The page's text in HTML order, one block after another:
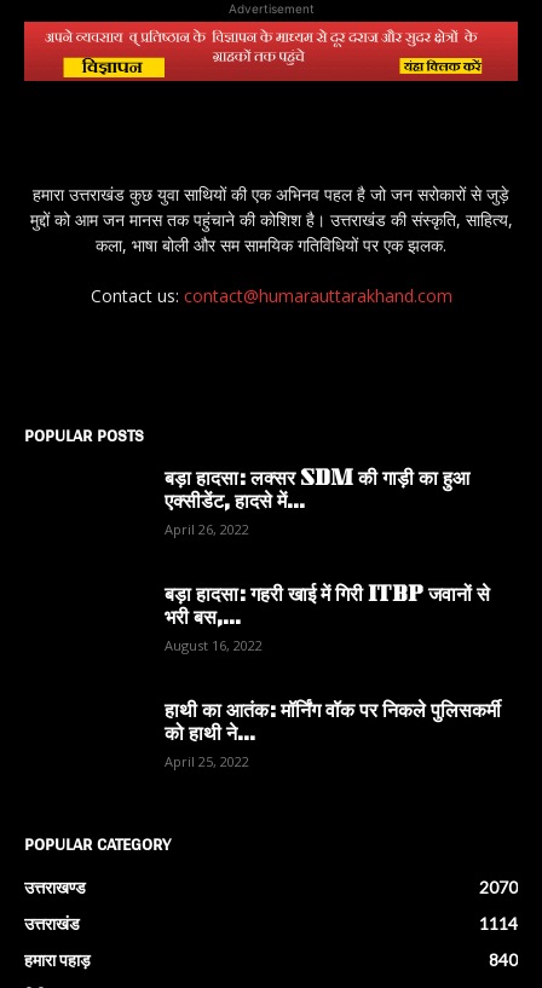
Advertisement
हमारा उत्तराखंड कुछ युवा साथियों की एक अभिनव पहल है जो जन सरोकारों से जुड़े
मुद्दों को आम जन मानस तक पहुंचाने की कोशिश है। उत्तराखंड की संस्कृति, साहित्य,
कला, भाषा बोली और सम सामयिक गतिविधियों पर एक झलक.
Contact us: contact@humarauttarakhand.com
POPULAR POSTS
बड़ा हादसा: लक्सर SDM की गाड़ी का हुआ
एक्सीडेंट, हादसे में...
April 26, 2022
बड़ा हादसा: गहरी खाई में गिरी ITBP जवानों से
भरी बस,...
August 16, 2022
हाथी का आतंक: मॉर्निंग वॉक पर निकले पुलिसकर्मी
को हाथी ने...
April 25, 2022
POPULAR CATEGORY
उत्तराखण्ड
2070
उत्तराखंड
1114
हमारा पहाड़
840